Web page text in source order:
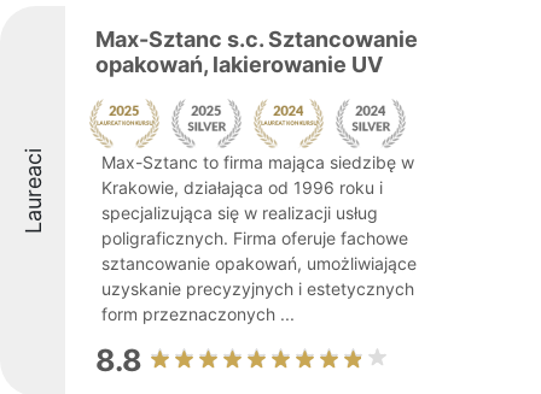
Laureaci
Max-Sztanc s.c. Sztancowanie
opakowań, lakierowanie UV
Max-Sztanc to firma mająca siedzibę w
Krakowie, działająca od 1996 roku i
specjalizująca się w realizacji usług
poligraficznych. Firma oferuje fachowe
sztancowanie opakowań, umożliwiające
uzyskanie precyzyjnych i estetycznych
form przeznaczonych ...
8.8